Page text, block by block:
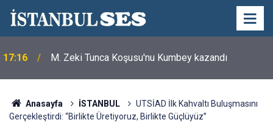
17:16 M. Zeki Tunca Koşusu'nu Kumbey kazandı
Anasayfa İSTANBUL
UTSİAD İlk Kahvaltı Buluşmasını
Gerçekleştirdi: “Birlikte Üretiyoruz, Birlikte Güçlüyüz”